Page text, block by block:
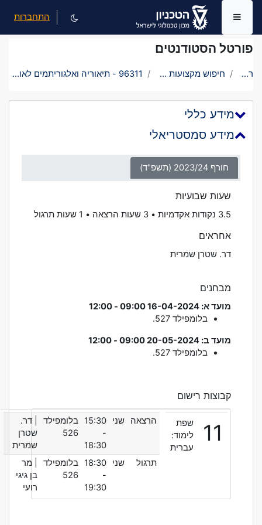
דילוג לתוכן הראשי
פורטל הסטודנטים
ראשי חיפוש מקצועות בטכניון 96311 - תיאוריה ואלגוריתמים לאופטימיזציה
מידע כללי
מידע סמסטריאלי
חורף 2023/24 (תשפ"ד)
שעות שבועיות
3.5 נקודות אקדמיות • 3 שעות הרצאה • 1 שעות תרגול
אחראים
דר. שטרן שמרית
מבחנים
מועד א: 16-04-2024 09:00 - 12:00
בלומפילד
מועד ב: 20-05-2024 09:00 - 12:00
בלומפילד
קבוצות רישום
11
שפת
לימוד:
עברית
הרצאה שני
15:30
-
18:30
בלומפילד
526
| דר.
שטרן
שמרית
תרגול
שני
18:30
-
19:30
בלומפילד
526
| מר
בן גיגי
רועי
חלון סקירה צדדי התחברות